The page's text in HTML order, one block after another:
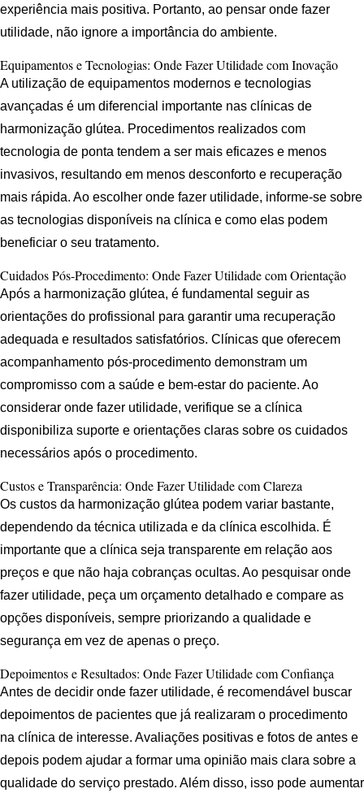
experiência mais positiva. Portanto, ao pensar onde fazer
utilidade, não ignore a importância do ambiente.
Equipamentos e Tecnologias: Onde Fazer Utilidade com Inovação
A utilização de equipamentos modernos e tecnologias
avançadas é um diferencial importante nas clínicas de
harmonização glútea. Procedimentos realizados com
tecnologia de ponta tendem a ser mais eficazes e menos
invasivos, resultando em menos desconforto e recuperação
mais rápida. Ao escolher onde fazer utilidade, informe-se sobre
as tecnologias disponíveis na clínica e como elas podem
beneficiar o seu tratamento.
Cuidados Pós-Procedimento: Onde Fazer Utilidade com Orientação
Após a harmonização glútea, é fundamental seguir as
orientações do profissional para garantir uma recuperação
adequada e resultados satisfatórios. Clínicas que oferecem
acompanhamento pós-procedimento demonstram um
compromisso com a saúde e bem-estar do paciente. Ao
considerar onde fazer utilidade, verifique se a clínica
disponibiliza suporte e orientações claras sobre os cuidados
necessários após o procedimento.
Custos e Transparência: Onde Fazer Utilidade com Clareza
Os custos da harmonização glútea podem variar bastante,
dependendo da técnica utilizada e da clínica escolhida. É
importante que a clínica seja transparente em relação aos
preços e que não haja cobranças ocultas. Ao pesquisar onde
fazer utilidade, peça um orçamento detalhado e compare as
opções disponíveis, sempre priorizando a qualidade e
segurança em vez de apenas o preço.
Depoimentos e Resultados: Onde Fazer Utilidade com Confiança
Antes de decidir onde fazer utilidade, é recomendável buscar
depoimentos de pacientes que já realizaram o procedimento
na clínica de interesse. Avaliações positivas e fotos de antes e
depois podem ajudar a formar uma opinião mais clara sobre a
qualidade do serviço prestado. Além disso, isso pode aumentar